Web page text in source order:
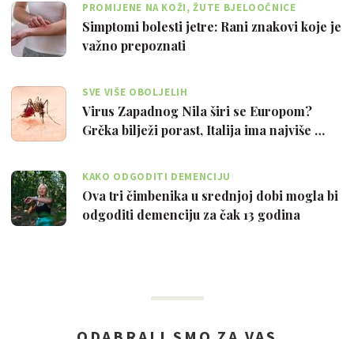
PROMIJENE NA KOŽI, ŽUTE BJELOOČNICE
Simptomi bolesti jetre: Rani znakovi koje je
važno prepoznati
SVE VIŠE OBOLJELIH
Virus Zapadnog Nila širi se Europom?
Grčka bilježi porast, Italija ima najviše …
KAKO ODGODITI DEMENCIJU
Ova tri čimbenika u srednjoj dobi mogla bi
odgoditi demenciju za čak 13 godina